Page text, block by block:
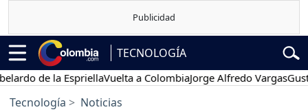
TECNOLOGÍA
de la EspriellaVuelta a ColombiaJorge Alfredo VargasGustavo
Tecnología Noticias